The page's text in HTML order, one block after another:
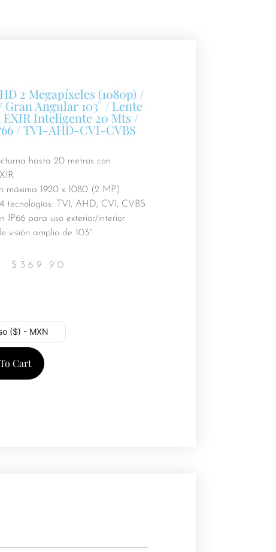
2 Megapíxeles (1080p) /
Gran Angular 103° / Lente
EXIR Inteligente 20 Mts /
/ TVI-AHD-CVI-CVBS
hasta 20 metros con
máxima 1920 x 1080 (2 MP)
tecnologías: TVI, AHD, CVI, CVBS
IP66 para uso exterior/interior
visión amplio de 103°
$ 369.90
($) - MXN
Cart